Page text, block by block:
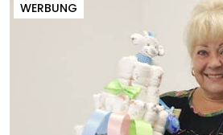
WERBUNG